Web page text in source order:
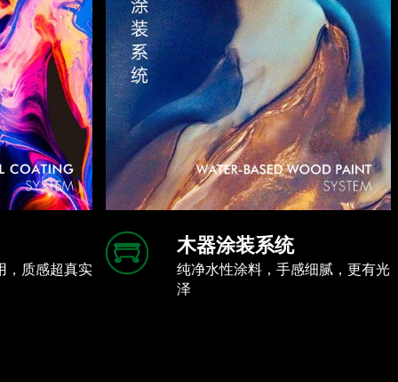
，质感超真实
木器涂装系统
纯净水性涂料，手感细腻，更有光
泽